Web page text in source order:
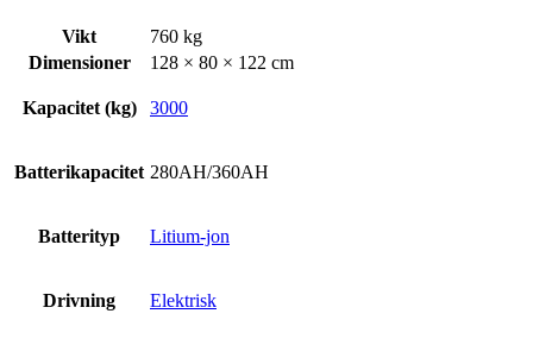
Vikt
760 kg
Dimensioner
128 × 80 × 122 cm
Kapacitet (kg) 3000
Batterikapacitet 280AH/360AH
Batterityp Litium-jon
Drivning Elektrisk